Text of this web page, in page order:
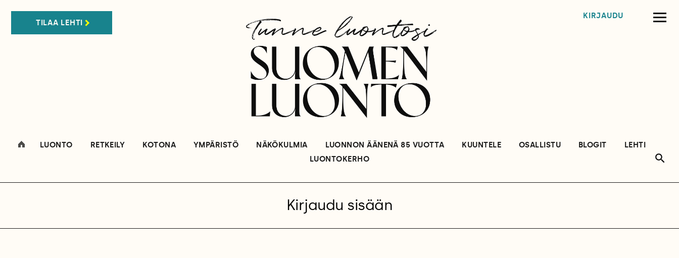
TILAA LEHTI
KIRJAUDU
LUONTO RETKEILY KOTONA YMPÄRISTÖ NÄKÖKULMIA LUONNON ÄÄNENÄ 85 VUOTTA KUUNTELE OSALLISTU BLOGIT
LEHTI
LUONTOKERHO
Kirjaudu sisään